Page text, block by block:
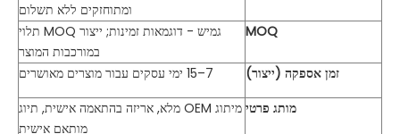
ומתוחזקים ללא תשלום
MOQ
גמיש - דוגמאות זמינות; ייצור MOQ תלוי
במורכבות המוצר
זמן אספקה ​​(ייצור)
7–15 ימי עסקים עבור מוצרים מאושרים
מותג פרטי
מיתוג OEM מלא, אריזה בהתאמה אישית, תיוג
מותאם אישית